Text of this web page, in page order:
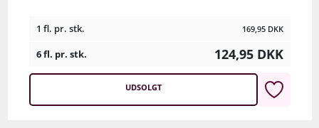
1 fl. pr. stk. 169,95 DKK
6 fl. pr. stk. 124,95 DKK
UDSOLGT